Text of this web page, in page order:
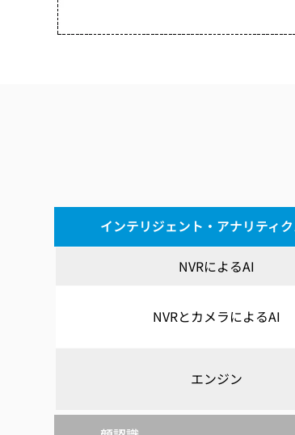
インテリジェント・アナリティ
NVRによるAI
NVRとカメラによるAI
エンジン